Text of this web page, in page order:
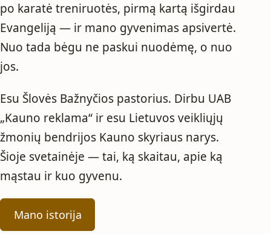
po karatė treniruotės, pirmą kartą išgirdau
Evangeliją — ir mano gyvenimas apsivertė.
Nuo tada bėgu ne paskui nuodėmę, o nuo
jos.
Esu Šlovės Bažnyčios pastorius. Dirbu UAB
„Kauno reklama“ ir esu Lietuvos veikliųjų
žmonių bendrijos Kauno skyriaus narys.
Šioje svetainėje — tai, ką skaitau, apie ką
mąstau ir kuo gyvenu.
Mano istorija